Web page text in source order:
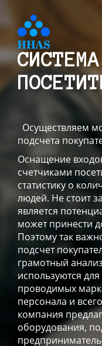
Осуществляем
подсчета
Оснащение
счетчиками
статистику о
людей. Не стоит
является
может принести
Поэтому так
подсчет
грамотный
используются
проводимых
персонала и
компания
оборудования,